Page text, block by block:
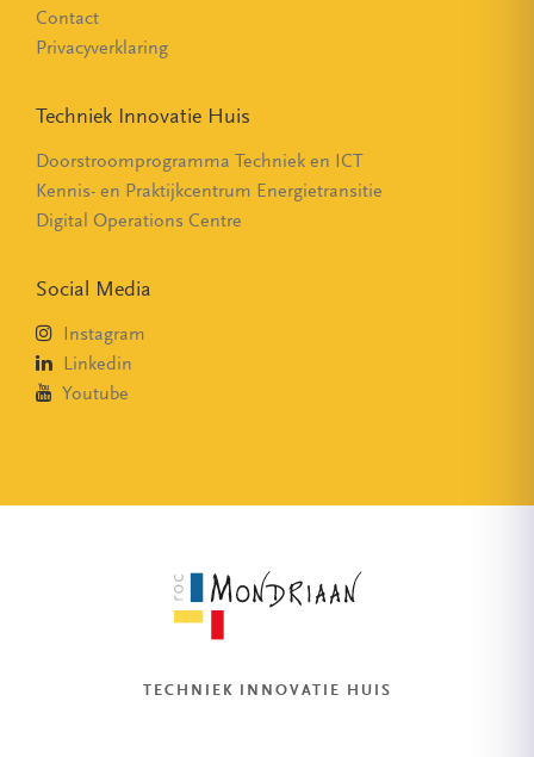
Contact
Privacyverklaring
Techniek Innovatie Huis
Doorstroomprogramma Techniek en ICT
Kennis- en Praktijkcentrum Energietransitie
Digital Operations Centre
Social Media
Instagram
Linkedin
Youtube
TECHNIEK INNOVATIE HUIS